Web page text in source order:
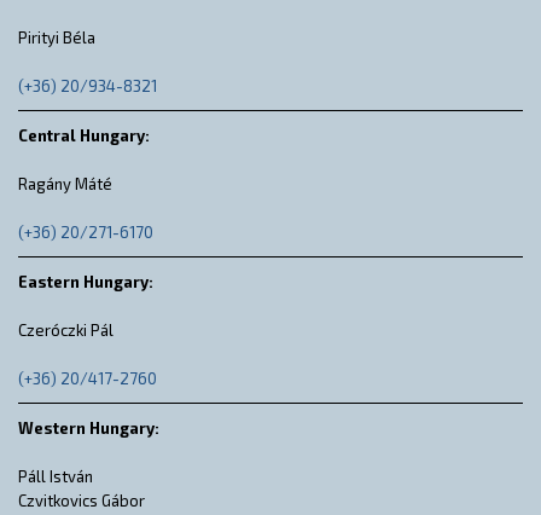
Pirityi Béla
(+36) 20/934-8321
Central Hungary:
Ragány Máté
(+36) 20/271-6170
Eastern Hungary:
Czeróczki Pál
(+36) 20/417-2760
Western Hungary:
Páll István
Czvitkovics Gábor